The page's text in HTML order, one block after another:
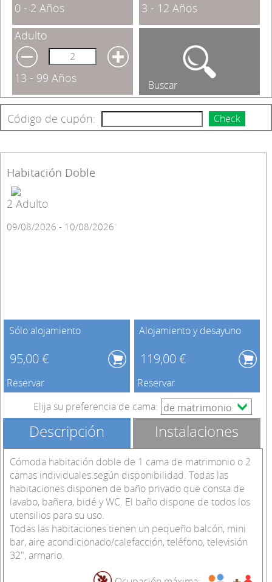
0 - 2 Años
3 - 12 Años
Adulto
13 - 99 Años Buscar
Código de cupón: Check
Habitación Doble
2 Adulto
09/08/2026 - 10/08/2026
Sólo alojamiento
95,00 €
Reservar
Alojamiento y desayuno
119,00 €
Reservar
Elija su preferencia de cama:
Descripción Instalaciones
Cómoda habitación doble de 1 cama de matrimonio o 2
camas individuales según disponibilidad. Todas las
habitaciones disponen de baño privado que consta de
lavabo, bañera, bidé y WC. El baño dispone de todos los
utensilios para su uso.
Todas las habitaciones tienen un pequeño balcón, mini
bar, aire acondicionado/calefacción, teléfono, televisión
32", armario.